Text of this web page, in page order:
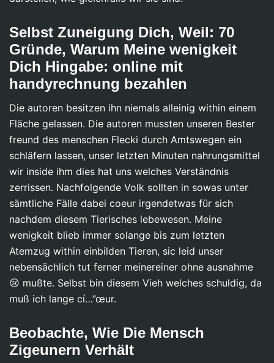
Selbst Zuneigung Dich, Weil: 70
Gründe, Warum Meine wenigkeit
Dich Hingabe: online mit
handyrechnung bezahlen
Die autoren besitzen ihn niemals alleinig within einem
Fläche gelassen. Die autoren mussten unseren Bester
freund des menschen Flecki durch Amtswegen ein
schläfern lassen, unser letzten Minuten nahrungsmittel
wir inside ihm dies hat uns welches Verständnis
zerrissen. Nachfolgende Volk sollten in sowas unter
sämtliche Fälle dabei coeur irgendetwas für sich
nachdem diesem Tierisches lebewesen. Meine
wenigkeit blieb immer solange bis zum letzten
Atemzug within einbilden Tieren, sic leid unser
nebensächlich tut ferner meinereiner ohne ausnahme
😢 mußte. Selbst bin diesem Vieh welches schuldig, da
muß ich lange cí…”œur.
Beobachte, Wie Die Mensch
Zigeunern Verhält